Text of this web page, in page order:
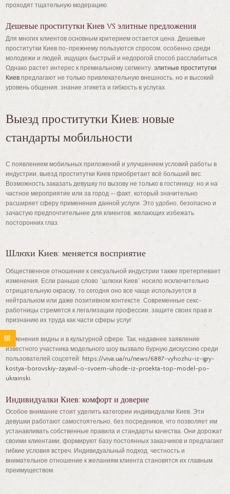
проходят тщательную модерацию.
Дешевые проститутки Киев vs элитные предложения
Для многих клиентов основным критерием остается цена. Дешевые
проститутки Киев по-прежнему пользуются спросом, особенно среди
молодежи и людей, ищущих быстрый и недорогой способ расслабиться.
Однако растет интерес к премиальному сегменту.элитные проститутки
Киев предлагают не только привлекательную внешность, но и высокий
уровень общения, знание этикета и гибкость в услугах.
Выезд проститутки Киев: новые
стандарты мобильности
С появлением мобильных приложений и улучшением условий работы в
индустрии, выезд проститутки Киев приобретает всё больший вес.
Возможность заказать девушку по вызову не только в гостиницу, но и на
частное мероприятие или за город — факт, который значительно
расширяет сферу применения данной услуги. Это удобно, безопасно и
зачастую предпочтительнее для клиентов, желающих избежать
посторонних глаз.
Шлюхи Киев: меняется восприятие
Общественное отношение к сексуальной индустрии также претерпевает
изменения. Если раньше слово “шлюхи Киев” носило исключительно
отрицательную окраску, то сегодня оно все чаще используется в
нейтральном или даже позитивном контексте. Современные секс-
работницы стремятся к легализации профессии, защите своих прав и
признанию их труда как части сферы услуг.
Изменения видны и в культурной сфере. Так, недавнее заявление
известного участника модельного шоу вызвало бурную дискуссию среди
пользователей соцсетей: https://viva.ua/ru/news/6887-vyhozhu-iz-igry-
kostya-borovskiy-zayavil-o-svoem-uhode-iz-proekta-top-model-po-
ukrainski.
Индивидуалки Киев: комфорт и доверие
Особое внимание стоит уделить категории индивидуалки Киев. Эти
девушки работают самостоятельно, без посредников, что позволяет им
устанавливать собственные правила и стандарты качества. Они дорожат
своими клиентами, формируют базу постоянных заказчиков и предлагают
гибкие условия встреч. Индивидуальный подход, честность и
внимательное отношение к желаниям клиента становятся их главным
преимуществом.